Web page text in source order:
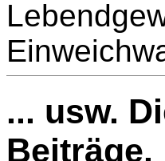
... usw.
Beiträge.